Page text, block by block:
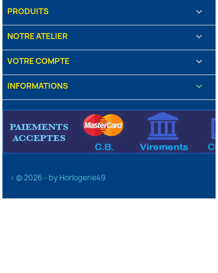
PRODUITS 
NOTRE ATELIER 
VOTRE COMPTE 
INFORMATIONS keyboard_arrow_down
> © 2026 - by Horlogerie49